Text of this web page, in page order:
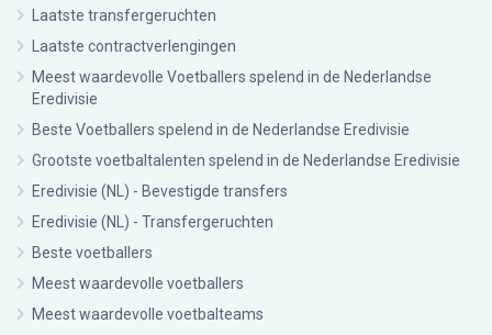
Laatste transfergeruchten
Laatste contractverlengingen
Meest waardevolle Voetballers spelend in de Nederlandse
Eredivisie
Beste Voetballers spelend in de Nederlandse Eredivisie
Grootste voetbaltalenten spelend in de Nederlandse Eredivisie
Eredivisie (NL) - Bevestigde transfers
Eredivisie (NL) - Transfergeruchten
Beste voetballers
Meest waardevolle voetballers
Meest waardevolle voetbalteams